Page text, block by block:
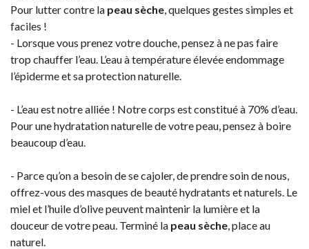
Pour lutter contre la peau sèche , quelques gestes simples et
faciles !
- Lorsque vous prenez votre douche, pensez à ne pas faire
trop chauffer l’eau. L’eau à température élevée endommage
l’épiderme et sa protection naturelle.
- L’eau est notre alliée ! Notre corps est constitué à 70% d’eau.
Pour une hydratation naturelle de votre peau, pensez à boire
beaucoup d’eau.
- Parce qu’on a besoin de se cajoler, de prendre soin de nous,
offrez-vous des masques de beauté hydratants et naturels. Le
miel et l’huile d’olive peuvent maintenir la lumière et la
douceur de votre peau. Terminé la peau sèche , place au
naturel.